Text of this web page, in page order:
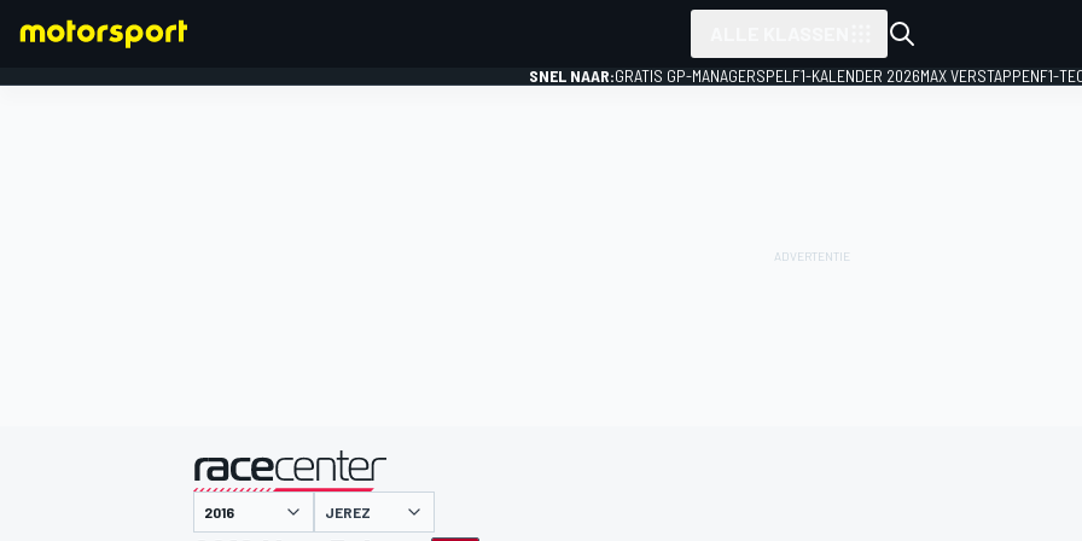
SNEL NAAR:GRATIS GP-MANAGERSPEL F1-KALENDER 2026MAX VERSTAPPENF1-
gepresenteerd door
JEREZ